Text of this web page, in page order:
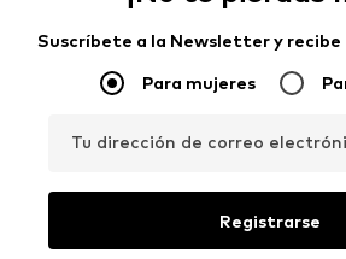
Suscríbete a la Newsletter y
Para mujeres
Tu dirección de correo
Registrarse